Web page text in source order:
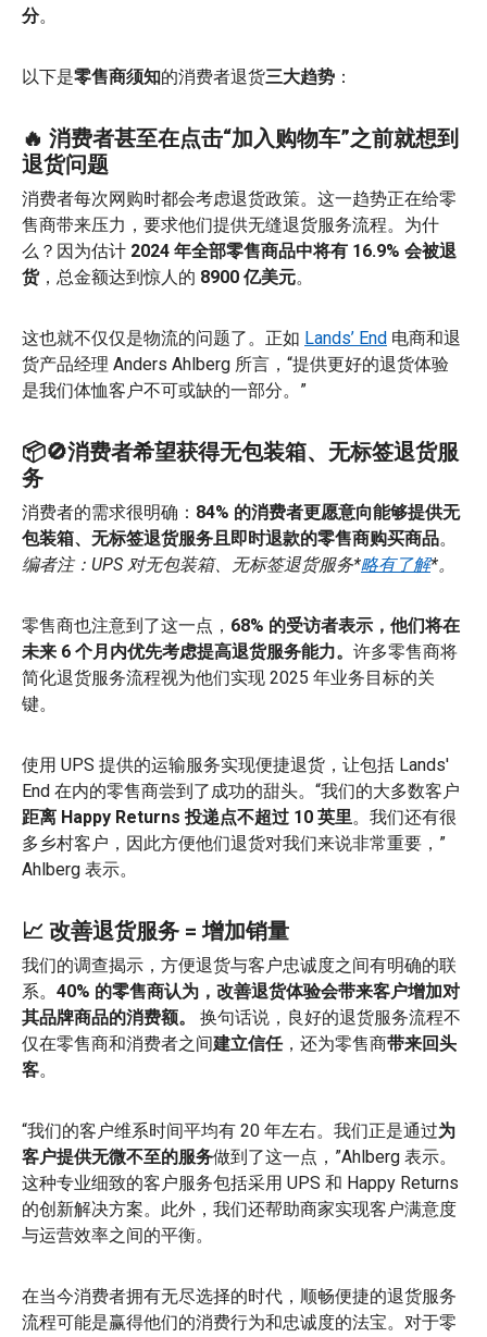
分。
以下是零售商须知的消费者退货三大趋势 ：
🔥 消费者甚至在点击“加入购物车”之前就想到
退货问题
消费者每次网购时都会考虑退货政策。这一趋势正在给零
售商带来压力，要求他们提供无缝退货服务流程。为什
么？因为估计 2024 年全部零售商品中将有 16.9% 会被退
货，总金额达到惊人的 8900 亿美元。
这也就不仅仅是物流的问题了。正如 Lands’ End 电商和退
货产品经理 Anders Ahlberg 所言，“提供更好的退货体验
是我们体恤客户不可或缺的一部分。”
📦🚫消费者希望获得无包装箱、无标签退货服
务
消费者的需求很明确： 84% 的消费者更愿意向能够提供无
包装箱、无标签退货服务且即时退款的零售商购买商品。
编者注：UPS 对无包装箱、无标签退货服务*略有了解*。
零售商也注意到了这一点， 68% 的受访者表示，他们将在
未来 6 个月内优先考虑提高退货服务能力。 许多零售商将
简化退货服务流程视为他们实现 2025 年业务目标的关
键。
使用 UPS 提供的运输服务实现便捷退货，让包括 Lands'
End 在内的零售商尝到了成功的甜头。“我们的大多数客户
距离 Happy Returns 投递点不超过 10 英里。我们还有很
多乡村客户，因此方便他们退货对我们来说非常重要，”
Ahlberg 表示。
📈 改善退货服务 = 增加销量
我们的调查揭示，方便退货与客户忠诚度之间有明确的联
系。 40% 的零售商认为，改善退货体验会带来客户增加对
其品牌商品的消费额。
换句话说，良好的退货服务流程不
仅在零售商和消费者之间建立信任，还为零售商带来回头
客。
“我们的客户维系时间平均有 20 年左右。我们正是通过为
客户提供无微不至的服务做到了这一点，”Ahlberg 表示。
这种专业细致的客户服务包括采用 UPS 和 Happy Returns
的创新解决方案。此外，我们还帮助商家实现客户满意度
与运营效率之间的平衡。
在当今消费者拥有无尽选择的时代，顺畅便捷的退货服务
流程可能是赢得他们的消费行为和忠诚度的法宝。对于零